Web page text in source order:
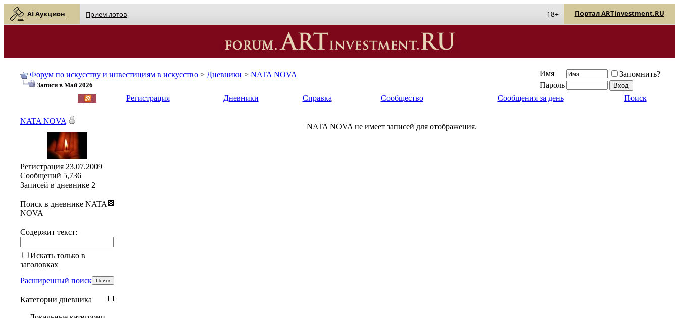
AI Аукцион Прием лотов Портал ARTinvestment.RU
18+
Форум по искусству и инвестициям в искусство > Дневники > NATA NOVA
Записи в Май 2026
Имя
Запомнить?
Пароль
Регистрация Дневники Справка Сообщество Сообщения за день Поиск
NATA NOVA не имеет записей для отображения.
NATA NOVA
Регистрация 23.07.2009
Сообщений 5,736
Записей в дневнике 2
Поиск в дневнике NATA
NOVA
Содержит текст:
Искать только в
заголовках
Расширенный поиск
Категории дневника